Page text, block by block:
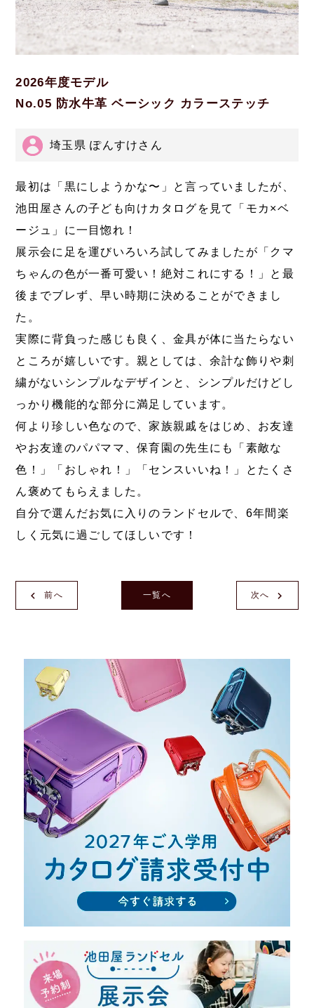
2026年度モデル
No.05 防水牛革 ベーシック カラーステッチ
埼玉県 ぽんすけさん
最初は「黒にしようかな〜」と言っていましたが、
池田屋さんの子ども向けカタログを見て「モカ×ベ
ージュ」に一目惚れ！
展示会に足を運びいろいろ試してみましたが「クマ
ちゃんの色が一番可愛い！絶対これにする！」と最
後までブレず、早い時期に決めることができまし
た。
実際に背負った感じも良く、金具が体に当たらない
ところが嬉しいです。親としては、余計な飾りや刺
繍がないシンプルなデザインと、シンプルだけどし
っかり機能的な部分に満足しています。
何より珍しい色なので、家族親戚をはじめ、お友達
やお友達のパパママ、保育園の先生にも「素敵な
色！」「おしゃれ！」「センスいいね！」とたくさ
ん褒めてもらえました。
自分で選んだお気に入りのランドセルで、6年間楽
しく元気に過ごしてほしいです！
前へ 次へ
一覧へ